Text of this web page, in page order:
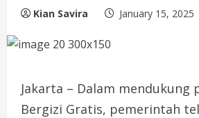
Kian Savira January 15, 2025
Jakarta – Dalam mendukung
Bergizi Gratis, pemerintah